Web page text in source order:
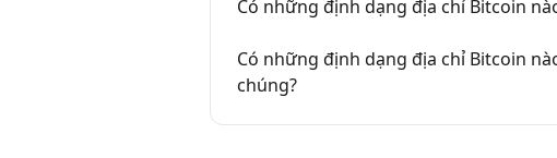
Có những định dạng địa chỉ Bitcoin
Có những định dạng địa chỉ Bitcoin
chúng?